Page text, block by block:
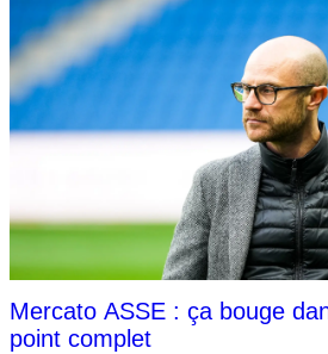
Mercato ASSE : ça bouge
point complet